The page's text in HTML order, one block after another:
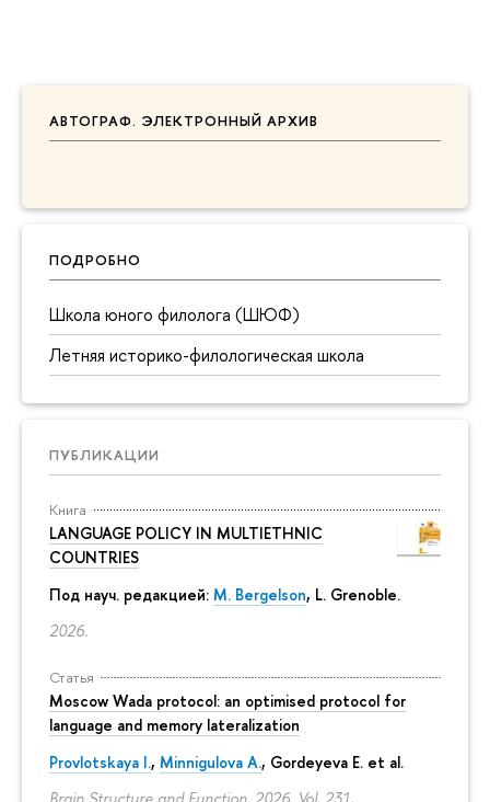
АВТОГРАФ. ЭЛЕКТРОННЫЙ АРХИВ
ПОДРОБНО
Школа юного филолога (ШЮФ)
Летняя историко-филологическая школа
ПУБЛИКАЦИИ
Книга
LANGUAGE POLICY IN MULTIETHNIC
COUNTRIES
Под науч. редакцией: M. Bergelson, L. Grenoble.
2026.
Статья
Moscow Wada protocol: an optimised protocol for
language and memory lateralization
Provlotskaya I., Minnigulova A., Gordeyeva E. et al.